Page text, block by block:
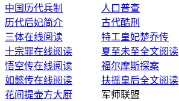
中国历代兵制
人口普查
历代后妃简介
古代酷刑
三体在线阅读
特工皇妃楚乔传
十宗罪在线阅读
夏至未至全文阅读
悟空传在线阅读
福尔摩斯探案
如懿传在线阅读
扶摇皇后全文阅读
花间提壶方大厨 军师联盟